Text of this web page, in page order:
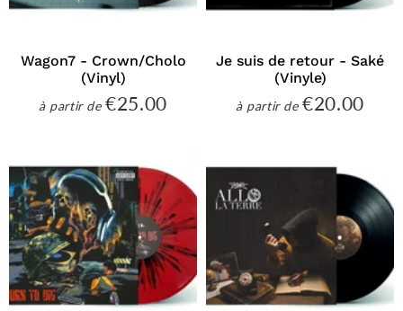
Wagon7 - Crown/Cholo
(Vinyl)
à partir dePrix
€25.00
Je suis de retour - Saké
(Vinyle)
à partir dePrix
€20.00